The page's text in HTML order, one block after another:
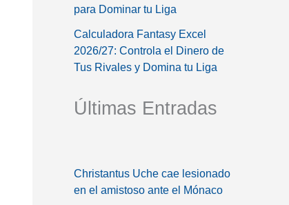
para Dominar tu Liga
Calculadora Fantasy Excel
2026/27: Controla el Dinero de
Tus Rivales y Domina tu Liga
Últimas Entradas
Christantus Uche cae lesionado
en el amistoso ante el Mónaco